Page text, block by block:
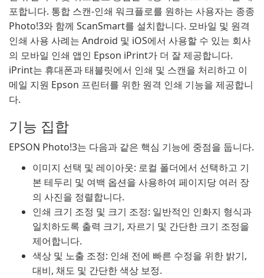
포합니다. 통합 스캔-인쇄 워크플로를 원하는 사용자는 종종
Photo!3와 함께 ScanSmart를 설치합니다. 모바일 및 원격
인쇄 사용 사례는 Android 및 iOS에서 사용할 수 있는 회사
의 모바일 인쇄 앱인 Epson iPrint가 더 잘 제공합니다.
iPrint는 휴대폰과 태블릿에서 인쇄 및 스캔을 처리하고 이
메일 지원 Epson 프린터를 위한 원격 인쇄 기능을 제공합니
다.
기능 집합
EPSON Photo!3는 다음과 같은 핵심 기능에 중점을 둡니다.
이미지 선택 및 레이아웃: 로컬 폴더에서 선택하고 기
본 테두리 및 여백 옵션을 사용하여 페이지당 여러 장
의 사진을 정렬합니다.
인쇄 크기 조정 및 크기 조정: 일반적인 인화지 형식과
일치하도록 출력 크기, 자르기 및 간단한 크기 조정을
제어합니다.
색상 및 노출 조정: 인쇄 전에 빠른 수정을 위한 밝기,
대비, 채도 및 간단한 색상 보정.